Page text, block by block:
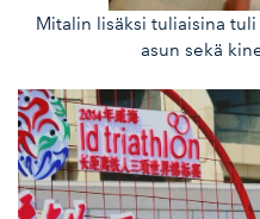
Mitalin lisäksi tuliaisina
asun sekä